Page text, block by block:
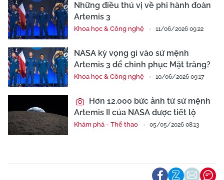
Những điều thú vị về phi hành đoàn
Artemis 3
Khoa học & Công nghệ 11/06/2026 09:22
NASA kỳ vọng gì vào sứ mệnh
Artemis 3 để chinh phục Mặt trăng?
Khoa học & Công nghệ 10/06/2026 09:17
Hơn 12.000 bức ảnh từ sứ mệnh
Artemis II của NASA được tiết lộ
Khám phá - Thể thao 05/05/2026 08:13